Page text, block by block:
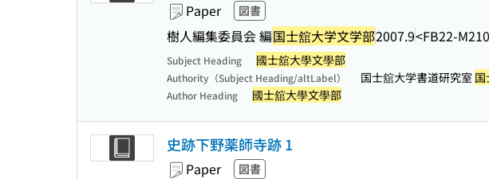
Paper 図書
樹人編集委員会 編国士舘大学文学部2007.9<FB22-
Subject Heading 國士舘大學文學部
Authority（Subject Heading/altLabel） 国士舘大学書道研究室
Author Heading 國士舘大學文學部
史跡下野薬師寺跡 1
Paper 図書